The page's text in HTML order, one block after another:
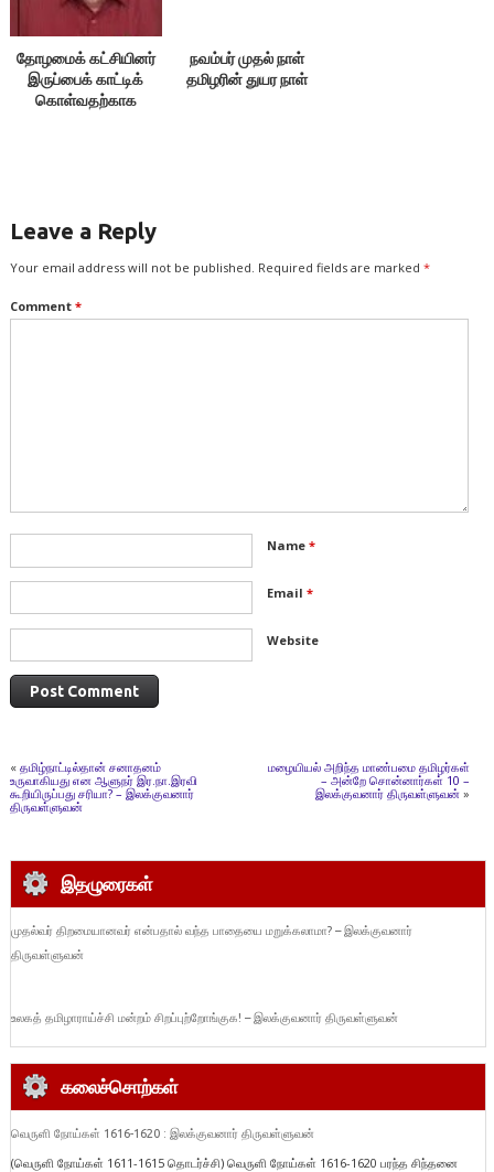
தோழமைக் கட்சியினர்
இருப்பைக் காட்டிக்
கொள்வதற்காக
நவம்பர் முதல் நாள்
தமிழரின் துயர நாள்
Leave a Reply
Your email address will not be published. Required fields are marked *
Comment *
Name *
Email *
Website
« தமிழ்நாட்டில்தான் சனாதனம்
உருவாகியது என ஆளுநர் இர.நா.இரவி
கூறியிருப்பது சரியா? – இலக்குவனார்
திருவள்ளுவன்
மழையியல் அறிந்த மாண்பமை தமிழர்கள்
– அன்றே சொன்னார்கள் 10 –
இலக்குவனார் திருவள்ளுவன் »
இதழுரைகள்
முதல்வர் திறமையானவர் என்பதால் வந்த பாதையை மறுக்கலாமா? – இலக்குவனார்
திருவள்ளுவன்
உலகத் தமிழாராய்ச்சி மன்றம் சிறப்புற்றோங்குக! – இலக்குவனார் திருவள்ளுவன்
கலைச்சொற்கள்
வெருளி நோய்கள் 1616-1620 : இலக்குவனார் திருவள்ளுவன்
(வெருளி நோய்கள் 1611-1615 தொடர்ச்சி) வெருளி நோய்கள் 1616-1620 பரந்த சிந்தனை